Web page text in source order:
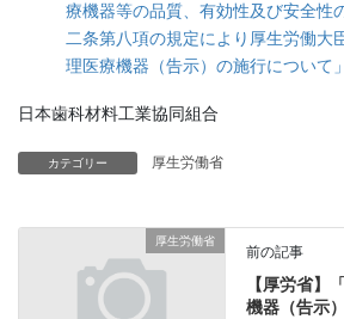
療機器等の品質、有効性及び安全性
二条第八項の規定により厚生労働大
理医療機器（告示）の施行について
日本歯科材料工業協同組合
カテゴリー 厚生労働省
厚生労働省
前の記事
【厚労省】
機器（告示